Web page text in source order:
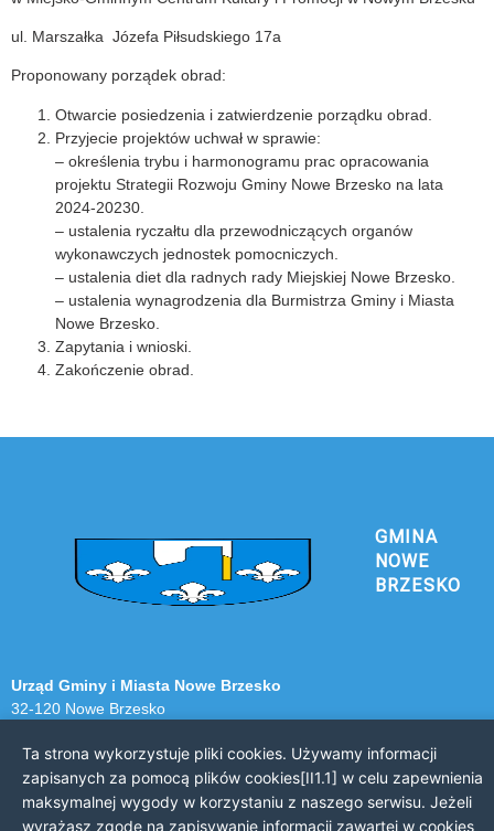
ul. Marszałka Józefa Piłsudskiego 17a
Proponowany porządek obrad:
Otwarcie posiedzenia i zatwierdzenie porządku obrad.
Przyjecie projektów uchwał w sprawie:
– określenia trybu i harmonogramu prac opracowania
projektu Strategii Rozwoju Gminy Nowe Brzesko na lata
2024-20230.
– ustalenia ryczałtu dla przewodniczących organów
wykonawczych jednostek pomocniczych.
– ustalenia diet dla radnych rady Miejskiej Nowe Brzesko.
– ustalenia wynagrodzenia dla Burmistrza Gminy i Miasta
Nowe Brzesko.
Zapytania i wnioski.
Zakończenie obrad.
GMINA
NOWE
BRZESKO
Urząd Gminy i Miasta Nowe Brzesko
32-120 Nowe Brzesko
KONTAKT Z URZĘDEM
Telefon: 12 385 20 94
Ta strona wykorzystuje pliki cookies. Używamy informacji
zapisanych za pomocą plików cookies[II1.1] w celu zapewnienia
maksymalnej wygody w korzystaniu z naszego serwisu. Jeżeli
wyrażasz zgodę na zapisywanie informacji zawartej w cookies